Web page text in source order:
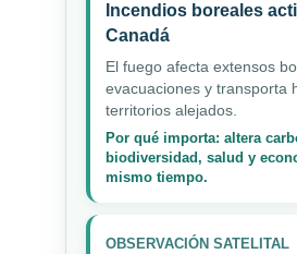
Incendios boreales
Canadá
El fuego afecta extensos
evacuaciones y transporta
territorios alejados.
Por qué importa: altera
biodiversidad, salud y
mismo tiempo.
OBSERVACIÓN SATELITAL